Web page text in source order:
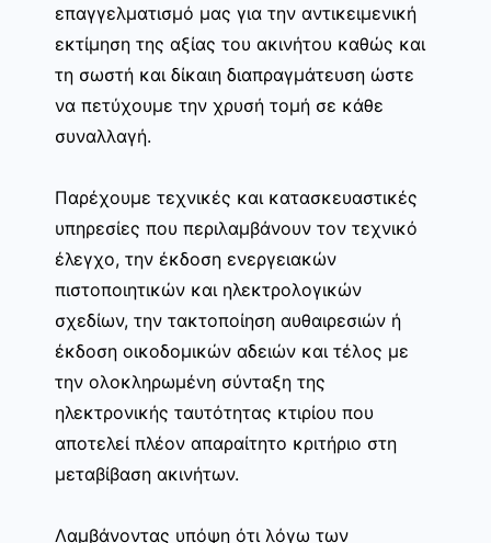
επαγγελματισμό μας για την αντικειμενική
εκτίμηση της αξίας του ακινήτου καθώς και
τη σωστή και δίκαιη διαπραγμάτευση ώστε
να πετύχουμε την χρυσή τομή σε κάθε
συναλλαγή.
Παρέχουμε τεχνικές και κατασκευαστικές
υπηρεσίες που περιλαμβάνουν τον τεχνικό
έλεγχο, την έκδοση ενεργειακών
πιστοποιητικών και ηλεκτρολογικών
σχεδίων, την τακτοποίηση αυθαιρεσιών ή
έκδοση οικοδομικών αδειών και τέλος με
την ολοκληρωμένη σύνταξη της
ηλεκτρονικής ταυτότητας κτιρίου που
αποτελεί πλέον απαραίτητο κριτήριο στη
μεταβίβαση ακινήτων.
Λαμβάνοντας υπόψη ότι λόγω των